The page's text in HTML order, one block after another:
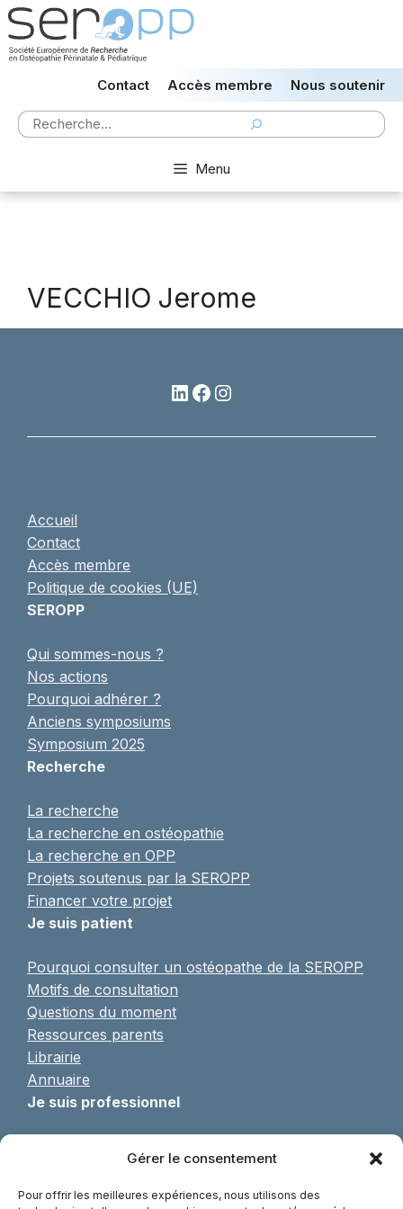
Gérer le consentement
Pour offrir les meilleures expériences, nous utilisons des
Aller
au
contenu
Contact Accès membre Nous soutenir
Rechercher
Menu
VECCHIO Jerome
LinkedIn
Facebook
Instagram
Accueil
Contact
Accès membre
Politique de cookies (UE)
SEROPP
Qui sommes-nous ?
Nos actions
Pourquoi adhérer ?
Anciens symposiums
Symposium 2025
Recherche
La recherche
La recherche en ostéopathie
La recherche en OPP
Projets soutenus par la SEROPP
Financer votre projet
Je suis patient
Pourquoi consulter un ostéopathe de la SEROPP
Motifs de consultation
Questions du moment
Ressources parents
Librairie
Annuaire
Je suis professionnel
Formulaire d’adhésion
Formations continues